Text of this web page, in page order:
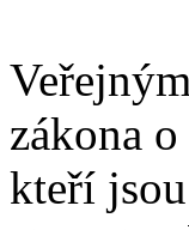
zákona
kteří